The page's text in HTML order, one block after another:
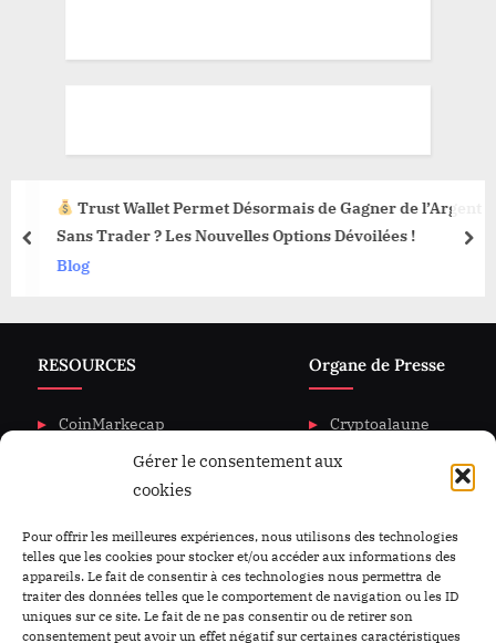
Gérer le consentement aux
cookies
Pour offrir les meilleures expériences, nous utilisons des technologies
telles que les cookies pour stocker et/ou accéder aux informations des
appareils. Le fait de consentir à ces technologies nous permettra de
traiter des données telles que le comportement de navigation ou les ID
uniques sur ce site. Le fait de ne pas consentir ou de retirer son
consentement peut avoir un effet négatif sur certaines caractéristiques
Trust Wallet Permet Désormais de Gagner de l’Argent
Sans Trader ? Les Nouvelles Options Dévoilées !
Blog
prev
RESOURCES
CoinMarkecap
CoinGecKo
Intigration & API
Privacy & policy
Organe de Presse
Cryptoalaune
A propos de nous
Nous Contacter